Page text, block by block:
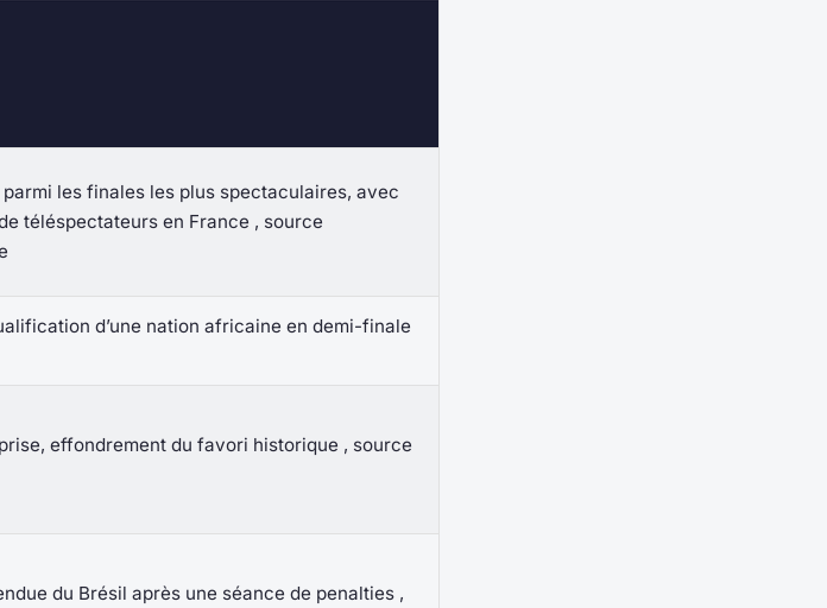
les finales les plus spectaculaires, avec
téléspectateurs en France , source
d’une nation africaine en demi-finale
effondrement du favori historique , source
du Brésil après une séance de penalties ,